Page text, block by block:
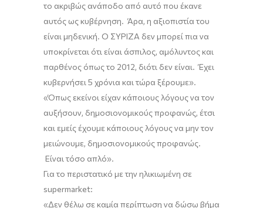
το ακριβώς ανάποδο από αυτό που έκανε
αυτός ως κυβέρνηση. Άρα, η αξιοπιστία του
είναι μηδενική. Ο ΣΥΡΙΖΑ δεν μπορεί πια να
υποκρίνεται ότι είναι άσπιλος, αμόλυντος και
παρθένος όπως το 2012, διότι δεν είναι. Έχει
κυβερνήσει 5 χρόνια και τώρα ξέρουμε».
«Όπως εκείνοι είχαν κάποιους λόγους να τον
αυξήσουν, δημοσιονομικούς προφανώς, έτσι
και εμείς έχουμε κάποιους λόγους να μην τον
μειώνουμε, δημοσιονομικούς προφανώς.
Είναι τόσο απλό».
Για το περιστατικό με την ηλικιωμένη σε
supermarket:
«Δεν θέλω σε καμία περίπτωση να δώσω βήμα